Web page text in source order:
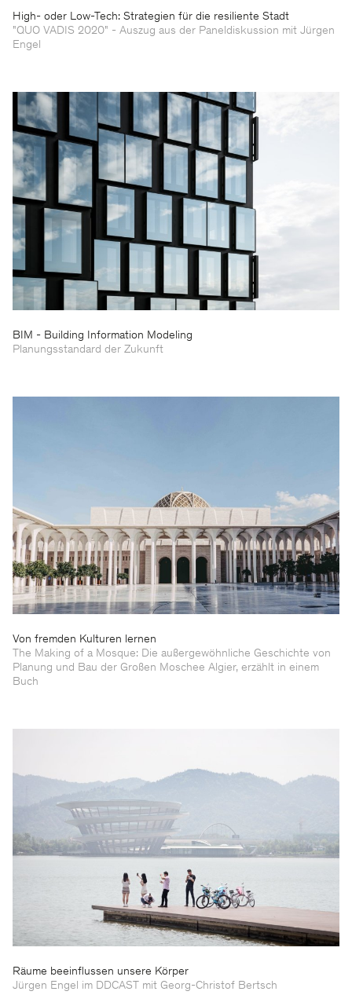
High- oder Low-Tech: Strategien für die resiliente Stadt
"QUO VADIS 2020" - Auszug aus der Paneldiskussion mit Jürgen
Engel
BIM - Building Information Modeling
Planungsstandard der Zukunft
Von fremden Kulturen lernen
The Making of a Mosque: Die außergewöhnliche Geschichte von
Planung und Bau der Großen Moschee Algier, erzählt in einem
Buch
Räume beeinflussen unsere Körper
Jürgen Engel im DDCAST mit Georg-Christof Bertsch